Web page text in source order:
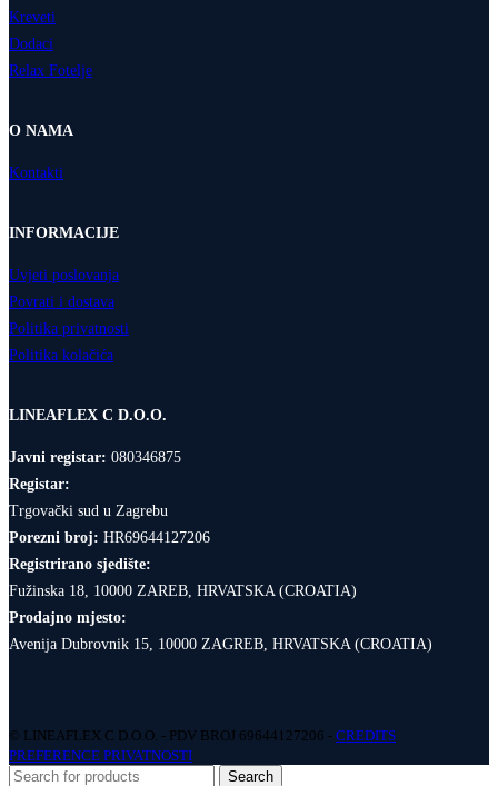
Kreveti
Dodaci
Relax Fotelje
O NAMA
Kontakti
INFORMACIJE
Uvjeti poslovanja
Povrati i dostava
Politika privatnosti
Politika kolačića
LINEAFLEX C D.O.O.
Javni registar: 080346875
Registar:
Trgovački sud u Zagrebu
Porezni broj: HR69644127206
Registrirano sjedište:
Fužinska 18, 10000 ZAREB, HRVATSKA (CROATIA)
Prodajno mjesto:
Avenija Dubrovnik 15, 10000 ZAGREB, HRVATSKA (CROATIA)
© LINEAFLEX C D.O.O. - PDV BROJ 69644127206 - CREDITS
PREFERENCE PRIVATNOSTI
Search